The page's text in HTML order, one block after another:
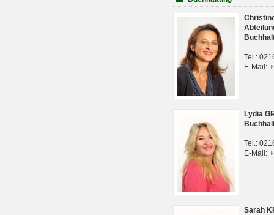
Tel.:
E-Mail:
Lydia
Tel.:
E-Mail:
Sarah